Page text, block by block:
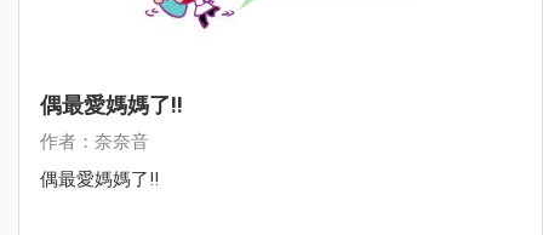
偶最愛媽媽了!!
作者：奈奈音
偶最愛媽媽了!!